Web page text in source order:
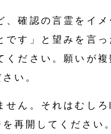
確認の言霊をイメ
す」と望みを言
ださい。願いが
い。
ん。それはむしろ
再開してください。